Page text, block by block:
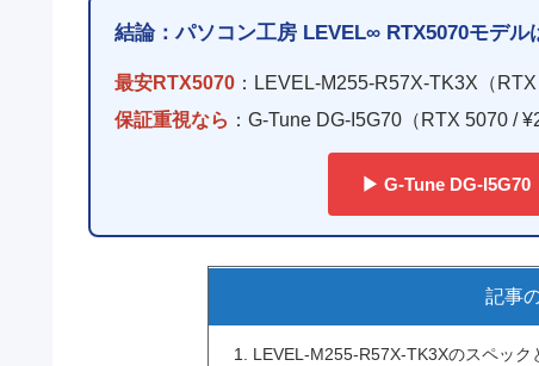
結論：パソコン工房 LEVEL∞ RTX5070モデル
最安RTX5070 ：LEVEL-M255-R57X-TK3X（RTX
保証重視なら ：G-Tune DG-I5G70（RTX 5070 /
▶ G-Tune DG-I5G70
記事
LEVEL-M255-R57X-TK3Xのスペック